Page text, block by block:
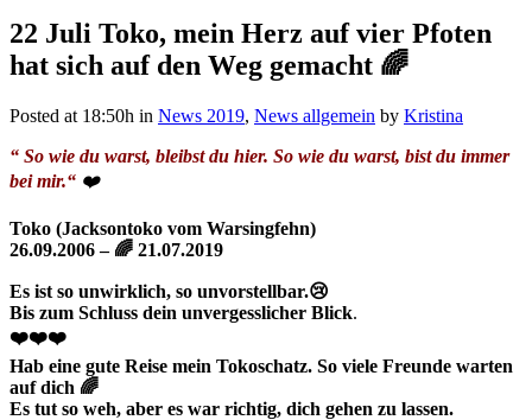
22 Juli Toko, mein Herz auf vier Pfoten
hat sich auf den Weg gemacht 🌈
Posted at 18:50h in News 2019, News allgemein by Kristina
“ So wie du warst, bleibst du hier. So wie du warst, bist du immer
bei mir.“ ❤️
Toko (Jacksontoko vom Warsingfehn)
26.09.2006 – 🌈 21.07.2019
Es ist so unwirklich, so unvorstellbar.😢
Bis zum Schluss dein unvergesslicher Blick.
❤️❤️❤️
Hab eine gute Reise mein Tokoschatz. So viele Freunde warten
auf dich 🌈
Es tut so weh, aber es war richtig, dich gehen zu lassen.